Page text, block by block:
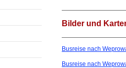
Bilder und
Busreise nach
Busreise nach